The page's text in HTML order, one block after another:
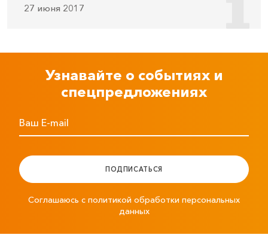
27 июня 2017
Узнавайте о событиях и
спецпредложениях
Ваш E-mail
ПОДПИСАТЬСЯ
Соглашаюсь с политикой обработки персональных
данных